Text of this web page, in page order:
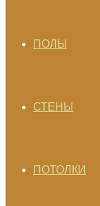
ПОЛЫ
СТЕНЫ
ПОТОЛКИ